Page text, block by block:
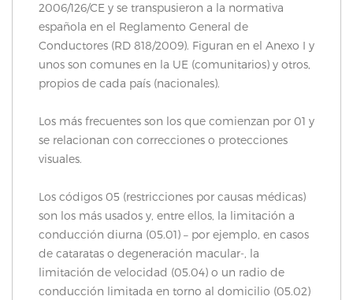
2006/126/CE y se transpusieron a la normativa
española en el Reglamento General de
Conductores (RD 818/2009). Figuran en el Anexo I y
unos son comunes en la UE (comunitarios) y otros,
propios de cada país (nacionales).
Los más frecuentes son los que comienzan por 01 y
se relacionan con correcciones o protecciones
visuales.
Los códigos 05 (restricciones por causas médicas)
son los más usados y, entre ellos, la limitación a
conducción diurna (05.01) – por ejemplo, en casos
de cataratas o degeneración macular-, la
limitación de velocidad (05.04) o un radio de
conducción limitada en torno al domicilio (05.02)